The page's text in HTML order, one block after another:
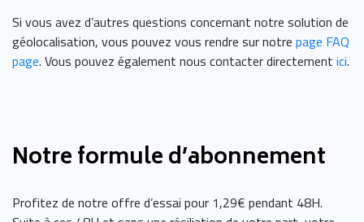
Si vous avez d’autres questions concernant notre solution de
géolocalisation, vous pouvez vous rendre sur notre page FAQ
page. Vous pouvez également nous contacter directement ici.
Notre formule d’abonnement
Profitez de notre offre d’essai pour 1,29€ pendant 48H.